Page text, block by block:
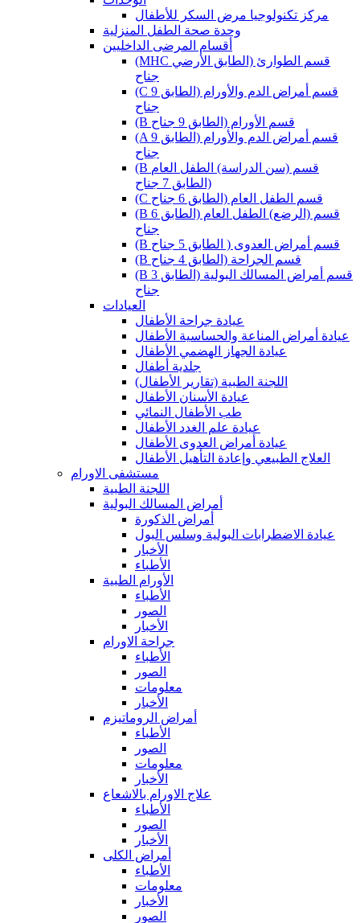
مركز تكنولوجيا مرض السكر للأطفال
وحدة صحة الطفل المنزلية
أقسام المرضى الداخليين
(MHC قسم الطوارئ (الطابق الأرضي
جناح
(C قسم أمراض الدم والأورام (الطابق 9
جناح
(B قسم الأورام (الطابق 9 جناح
(A قسم أمراض الدم والأورام (الطابق 9
جناح
(B قسم (سن الدراسة) الطفل العام
(الطابق 7 جناح
(C قسم الطفل العام (الطابق 6 جناح
(B قسم (الرضع) الطفل العام (الطابق 6
جناح
(B قسم أمراض العدوى ( الطابق 5 جناح
(B قسم الجراحة (الطابق 4 جناح
(B قسم أمراض المسالك البولية (الطابق 3
جناح
العيادات
عيادة جراحة الأطفال
عيادة أمراض المناعة والحساسية الأطفال
عيادة الجهاز الهضمي الأطفال
جلدية أطفال
(اللجنة الطبية (تقارير الأطفال
عيادة الأسنان الأطفال
طب الأطفال النمائي
عيادة علم الغدد الأطفال
عيادة أمراض العدوى الأطفال
العلاج الطبيعي وإعادة التأهيل الأطفال
مستشفى الاورام
اللجنة الطبية
أمراض المسالك البولية
أمراض الذكورة
عيادة الاضطرابات البولية وسلس البول
الأخبار
الأطباء
الأورام الطبية
الأطباء
الصور
الأخبار
جراحة الاورام
الأطباء
الصور
معلومات
الأخبار
أمراض الروماتيزم
الأطباء
الصور
معلومات
الأخبار
علاج الاورام بالاشعاع
الأطباء
الصور
الأخبار
أمراض الكلى
الأطباء
معلومات
الأخبار
الصور